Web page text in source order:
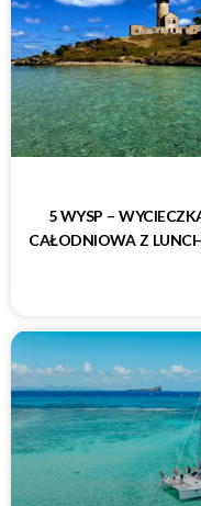
5 WYSP –
CAŁODNIOWA Z